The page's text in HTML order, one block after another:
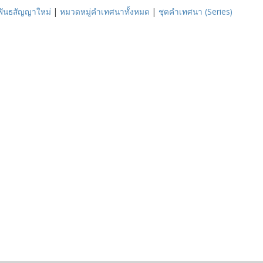
นธสัญญาใหม่ |หมวดหมู่คำเทศนาทั้งหมด | ชุดคำเทศนา (Series)